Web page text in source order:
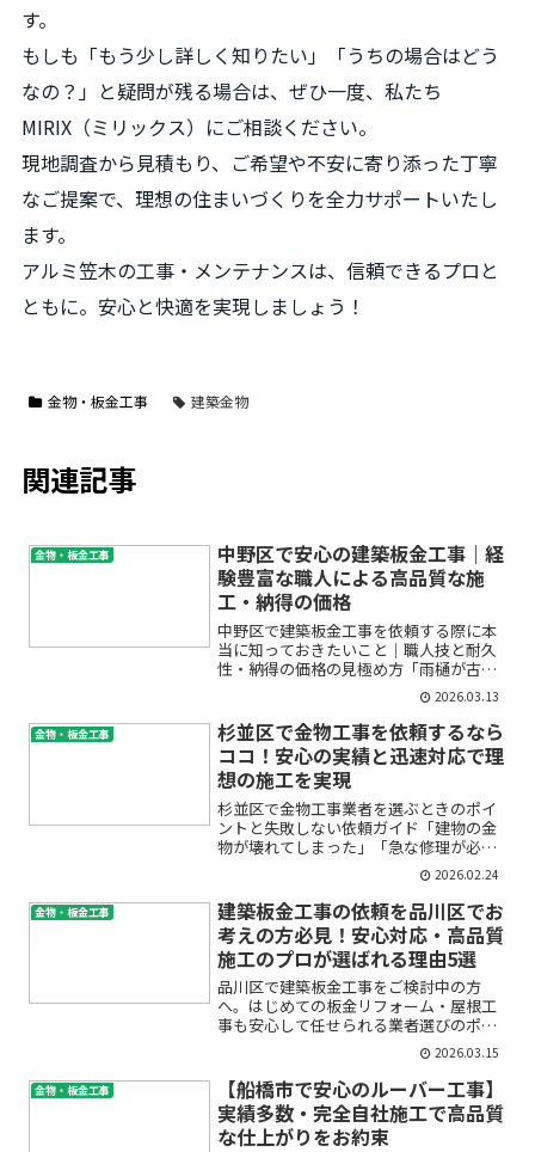
す。
もしも「もう少し詳しく知りたい」「うちの場合はどう
なの？」と疑問が残る場合は、ぜひ一度、私たち
MIRIX（ミリックス）にご相談ください。
現地調査から見積もり、ご希望や不安に寄り添った丁寧
なご提案で、理想の住まいづくりを全力サポートいたし
ます。
アルミ笠木の工事・メンテナンスは、信頼できるプロと
ともに。安心と快適を実現しましょう！
金物・板金工事 建築金物
関連記事
金物・板金工事
中野区で安心の建築板金工事｜経
験豊富な職人による高品質な施
工・納得の価格
中野区で建築板金工事を依頼する際に本
当に知っておきたいこと｜職人技と耐久
性・納得の価格の見極め方「雨樋が古く
なって水漏れが心配」「屋根の防水が気
になるけど、どこに相談したら良い？」
「中野区で信頼できる建築板金の専門店
って…？」このような悩み...
2026.03.13
金物・板金工事
杉並区で金物工事を依頼するなら
ココ！安心の実績と迅速対応で理
想の施工を実現
杉並区で金物工事業者を選ぶときのポイ
ントと失敗しない依頼ガイド「建物の金
物が壊れてしまった」「急な修理が必要
でどこに頼めばいいかわからない」「金
物工事の費用や内容が不安」——杉並区
や東京エリアで、金物工事の依頼を検討
している方の多くが、この...
2026.02.24
金物・板金工事
建築板金工事の依頼を品川区でお
考えの方必見！安心対応・高品質
施工のプロが選ばれる理由5選
品川区で建築板金工事をご検討中の方
へ。はじめての板金リフォーム・屋根工
事も安心して任せられる業者選びのポイ
ントを徹底解説「雨漏りが心配…」「屋
根や外壁のサビや劣化が気になる」「ど
こに相談して良いかわからない」――。品川
区で建築板金工事や板金...
2026.03.15
金物・板金工事
【船橋市で安心のルーバー工事】
実績多数・完全自社施工で高品質
な仕上がりをお約束